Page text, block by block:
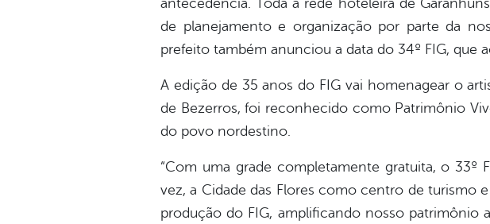
antecedência. Toda a rede hoteleira de
de planejamento e organização por parte da
prefeito também anunciou a data do 34º FIG, que
A edição de 35 anos do FIG vai homenagear o
de Bezerros, foi reconhecido como Patrimônio
do povo nordestino.
“Com uma grade completamente gratuita, o 33º
vez, a Cidade das Flores como centro de turismo
produção do FIG, amplificando nosso patrimônio